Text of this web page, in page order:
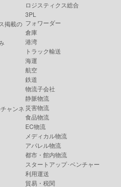
掲載の
ャンネ
ロジスティクス総合
3PL
フォワーダー
倉庫
港湾
トラック輸送
海運
航空
鉄道
物流子会社
静脈物流
災害物流
食品物流
EC物流
メディカル物流
アパレル物流
都市・館内物流
スタートアップ･ベンチャー
利用運送
貿易・税関